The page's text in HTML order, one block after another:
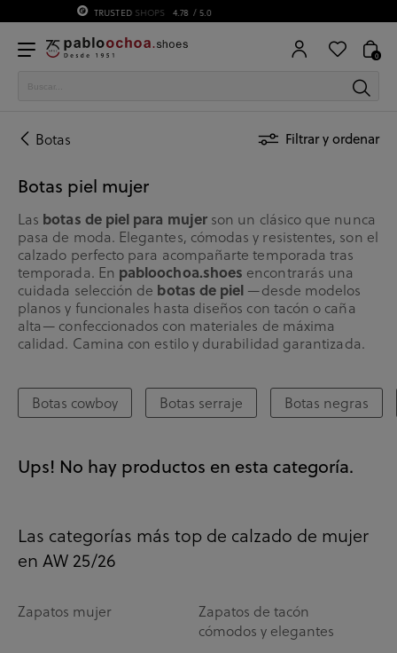
75 ANIVERSARIO | Desde 1951 pabloochoa.shoes
0
Botas Filtrar y ordenar
Botas piel mujer
Las botas de piel para mujerson un clásico que nunca
pasa de moda. Elegantes, cómodas y resistentes, son el
calzado perfecto para acompañarte temporada tras
temporada. En pabloochoa.shoes encontrarás una
cuidada selección de botas de piel —desde modelos
planos y funcionales hasta diseños con tacón o caña
alta— confeccionados con materiales de máxima
calidad. Camina con estilo y durabilidad garantizada.
Botas cowboy Botas serraje Botas negras
Ups! No hay productos en esta categoría.
Las categorías más top de calzado de mujer
en AW 25/26
Zapatos mujer
Zapatos de tacón
cómodos y elegantes